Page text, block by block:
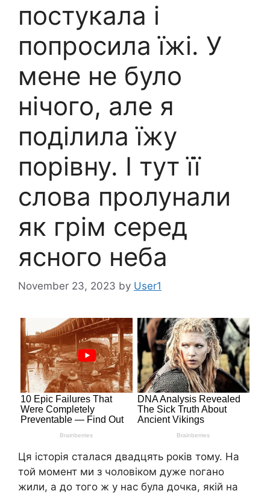
постукала і
попросила їжі. У
мене не було
нічого, але я
поділила їжу
порівну. І тут її
слова пролунали
як грім серед
ясного неба
November 23, 2023 by User1
Ця історія сталася двадцять років тому. На
той момент ми з чоловіком дуже nогано
жили, а до того ж у нас була дочка, якій на